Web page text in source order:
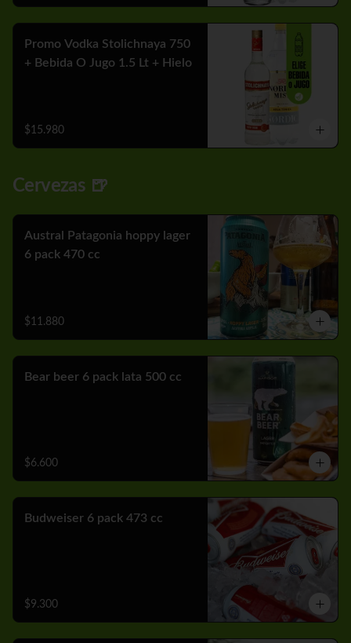
Promo Vodka Stolichnaya 750
+ Bebida O Jugo 1.5 Lt + Hielo
$15.980
Cervezas 🍺
Austral Patagonia hoppy lager
6 pack 470 cc
$11.880
Bear beer 6 pack lata 500 cc
$6.600
Budweiser 6 pack 473 cc
$9.300